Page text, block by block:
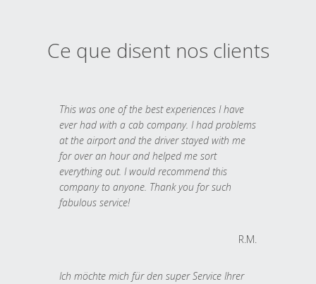
Ce que disent nos clients
This was one of the best experiences I have
ever had with a cab company. I had problems
at the airport and the driver stayed with me
for over an hour and helped me sort
everything out. I would recommend this
company to anyone. Thank you for such
fabulous service!
R.M.
Ich möchte mich für den super Service Ihrer